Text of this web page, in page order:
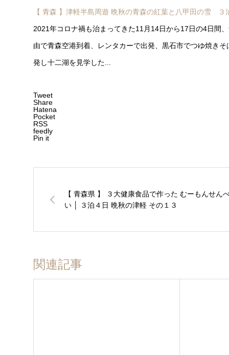
【 青森 】津軽半島周遊 晩秋の青森の紅葉と八甲田の雪 ３
2021年コロナ禍も治まってきた11月14日から17日の4日間
由で青森空港到着、レンタカーで出発、黒石市でつゆ焼き
発し十二湖を見学した...
Tweet
Share
Hatena
Pocket
RSS
feedly
Pin it
【 青森県 】 ３大健康食品で作った むーもんせん
い │ ３泊４日 晩秋の津軽 その１３
関連記事